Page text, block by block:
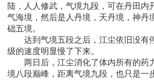
陆，人人修武，气境九段，可在丹田内
气海境，然后是人丹境，天丹境，神丹
础五境。
达到气境五段之后，江尘依旧没有
级的速度明显慢了下来。
两日后，江尘消化了体内所有的药
境八段巅峰，距离气境九段，也只是一